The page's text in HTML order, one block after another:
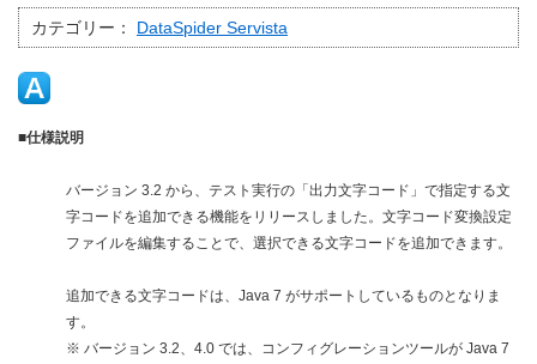
カテゴリー： DataSpider Servista
■仕様説明
バージョン 3.2 から、テスト実行の「出力文字コード」で指定する文
字コードを追加できる機能をリリースしました。文字コード変換設定
ファイルを編集することで、選択できる文字コードを追加できます。
追加できる文字コードは、Java 7 がサポートしているものとなりま
す。
※ バージョン 3.2、4.0 では、コンフィグレーションツールが Java 7